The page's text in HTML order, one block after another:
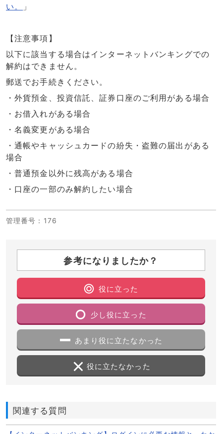
い。
」
【注意事項】
以下に該当する場合はインターネットバンキングでの
解約はできません。
郵送でお手続きください。
・外貨預金、投資信託、証券口座のご利用がある場合
・お借入れがある場合
・名義変更がある場合
・通帳やキャッシュカードの紛失・盗難の届出がある
場合
・普通預金以外に残高がある場合
・口座の一部のみ解約したい場合
管理番号 ：176
参考になりましたか？
役に立った
少し役に立った
あまり役に立たなかった
役に立たなかった
関連する質問